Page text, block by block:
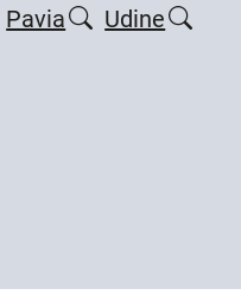
Pavia
Udine